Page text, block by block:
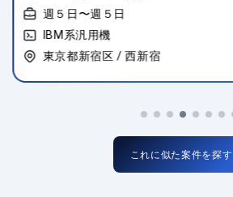
週５日〜週５日
IBM系汎用機
東京都新宿区 / 西新宿
これに似た案件を探す